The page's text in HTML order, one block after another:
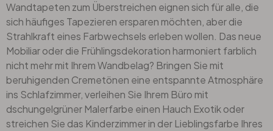
Wandtapeten zum Überstreichen eignen sich für alle, die
sich häufiges Tapezieren ersparen möchten, aber die
Strahlkraft eines Farbwechsels erleben wollen. Das neue
Mobiliar oder die Frühlingsdekoration harmoniert farblich
nicht mehr mit Ihrem Wandbelag? Bringen Sie mit
beruhigenden Cremetönen eine entspannte Atmosphäre
ins Schlafzimmer, verleihen Sie Ihrem Büro mit
dschungelgrüner Malerfarbe einen Hauch Exotik oder
streichen Sie das Kinderzimmer in der Lieblingsfarbe Ihres